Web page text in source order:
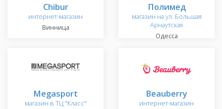
Chibur
интернет-магазин
Винница
Полимед
магазин на ул. Большая
Арнаутская
Одесса
Megasport
магазин в ТЦ "Класс"
Beauberry
интернет-магазин